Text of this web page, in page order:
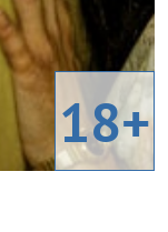
18+